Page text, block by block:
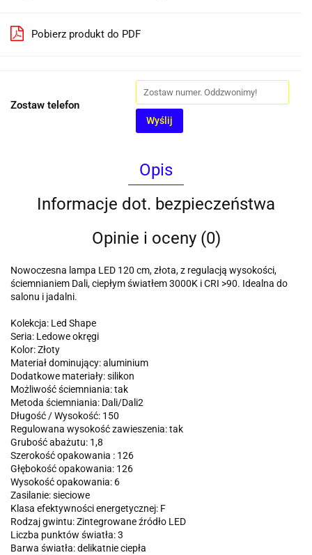
Pobierz produkt do PDF
Zostaw telefon
Wyślij
Opis
Informacje dot. bezpieczeństwa
Opinie i oceny (0)
Nowoczesna lampa LED 120 cm, złota, z regulacją wysokości,
ściemnianiem Dali, ciepłym światłem 3000K i CRI >90. Idealna do
salonu i jadalni.
Kolekcja: Led Shape
Seria: Ledowe okręgi
Kolor: Złoty
Materiał dominujący: aluminium
Dodatkowe materiały: silikon
Możliwość ściemniania: tak
Metoda ściemniania: Dali/Dali2
Długość / Wysokość: 150
Regulowana wysokość zawieszenia: tak
Grubość abażutu: 1,8
Szerokość opakowania : 126
Głębokość opakowania: 126
Wysokość opakowania: 6
Zasilanie: sieciowe
Klasa efektywności energetycznej: F
Rodzaj gwintu: Zintegrowane źródło LED
Liczba punktów światła: 3
Barwa światła: delikatnie ciepła